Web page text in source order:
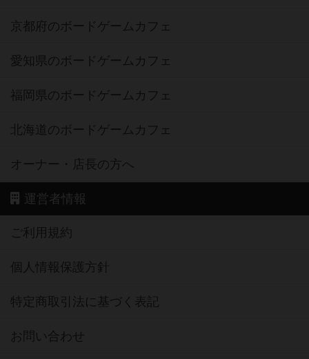
京都府のボードゲームカフェ
愛知県のボードゲームカフェ
福岡県のボードゲームカフェ
北海道のボードゲームカフェ
オーナー・店長の方へ
運営者情報
ご利用規約
個人情報保護方針
特定商取引法に基づく表記
お問い合わせ